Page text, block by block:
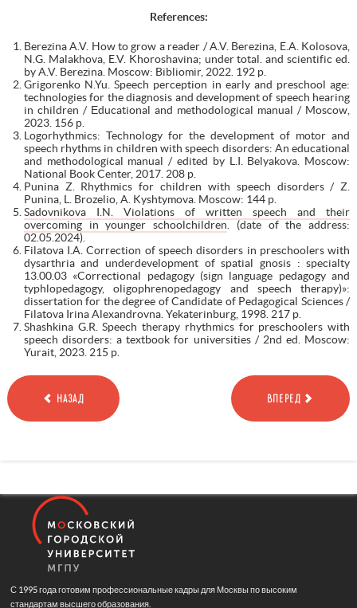
References:
Berezina A.V. How to grow a reader / A.V. Berezina, E.A. Kolosova,
N.G. Malakhova, E.V. Khoroshavina; under total. and scientific ed.
by A.V. Berezina. Moscow: Bibliomir, 2022. 192 p.
Grigorenko N.Yu. Speech perception in early and preschool age:
technologies for the diagnosis and development of speech hearing
in children / Еducational and methodological manual / Moscow,
2023. 156 р.
Logorhythmics: Technology for the development of motor and
speech rhythms in children with speech disorders: An educational
and methodological manual / edited by L.I. Belyakova. Moscow:
National Book Center, 2017. 208 p.
Punina Z. Rhythmics for children with speech disorders / Z.
Punina, L. Brozelio, A. Kyshtymova. Moscow: 144 p.
Sadovnikova I.N. Violations of written speech and their
overcoming in younger schoolchildren . (date of the address:
02.05.2024).
Filatova I.A. Correction of speech disorders in preschoolers with
dysarthria and underdevelopment of spatial gnosis : specialty
13.00.03 «Correctional pedagogy (sign language pedagogy and
typhlopedagogy, oligophrenopedagogy and speech therapy)»:
dissertation for the degree of Candidate of Pedagogical Sciences /
Filatova Irina Alexandrovna. Yekaterinburg, 1998. 217 p.
Shashkina G.R. Speech therapy rhythmics for preschoolers with
speech disorders: a textbook for universities / 2nd ed. Moscow:
Yurait, 2023. 215 p.
НАЗАД ВПЕРЕД
С 1995 года готовим профессиональные кадры для Москвы по высоким
стандартам высшего образования.